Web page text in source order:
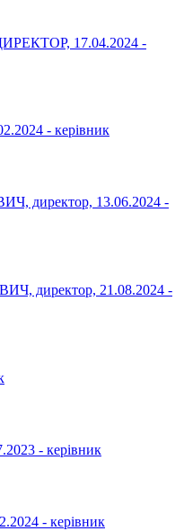
17.04.2024 -
- керівник
директор, 13.06.2024 -
директор, 21.08.2024 -
- керівник
- керівник